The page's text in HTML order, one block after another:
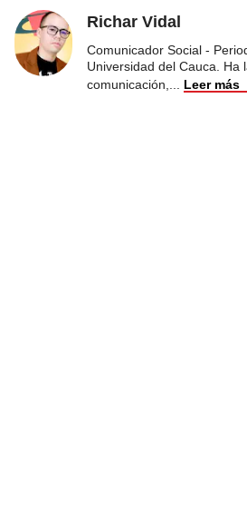
Richar Vidal
Comunicador Social -
Universidad del Cauca. Ha
comunicación,
Leer más